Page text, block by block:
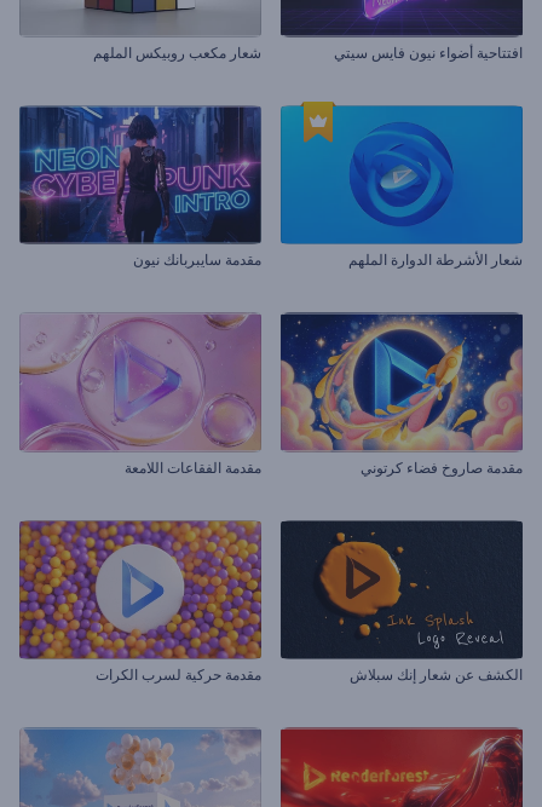
افتتاحية أضواء نيون فايس سيتي شعار مكعب روبيكس الملهم
شعار الأشرطة الدوارة الملهم مقدمة سايبربانك نيون
مقدمة صاروخ فضاء كرتوني مقدمة الفقاعات اللامعة
الكشف عن شعار إنك سبلاش مقدمة حركية لسرب الكرات